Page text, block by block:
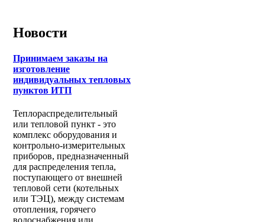
Новости
Принимаем заказы на
изготовление
индивидуальных тепловых
пунктов ИТП
Теплораспределительный
или тепловой пункт - это
комплекс оборудования и
контрольно-измерительных
приборов, предназначенный
для распределения тепла,
поступающего от внешней
тепловой сети (котельных
или ТЭЦ), между системам
отопления, горячего